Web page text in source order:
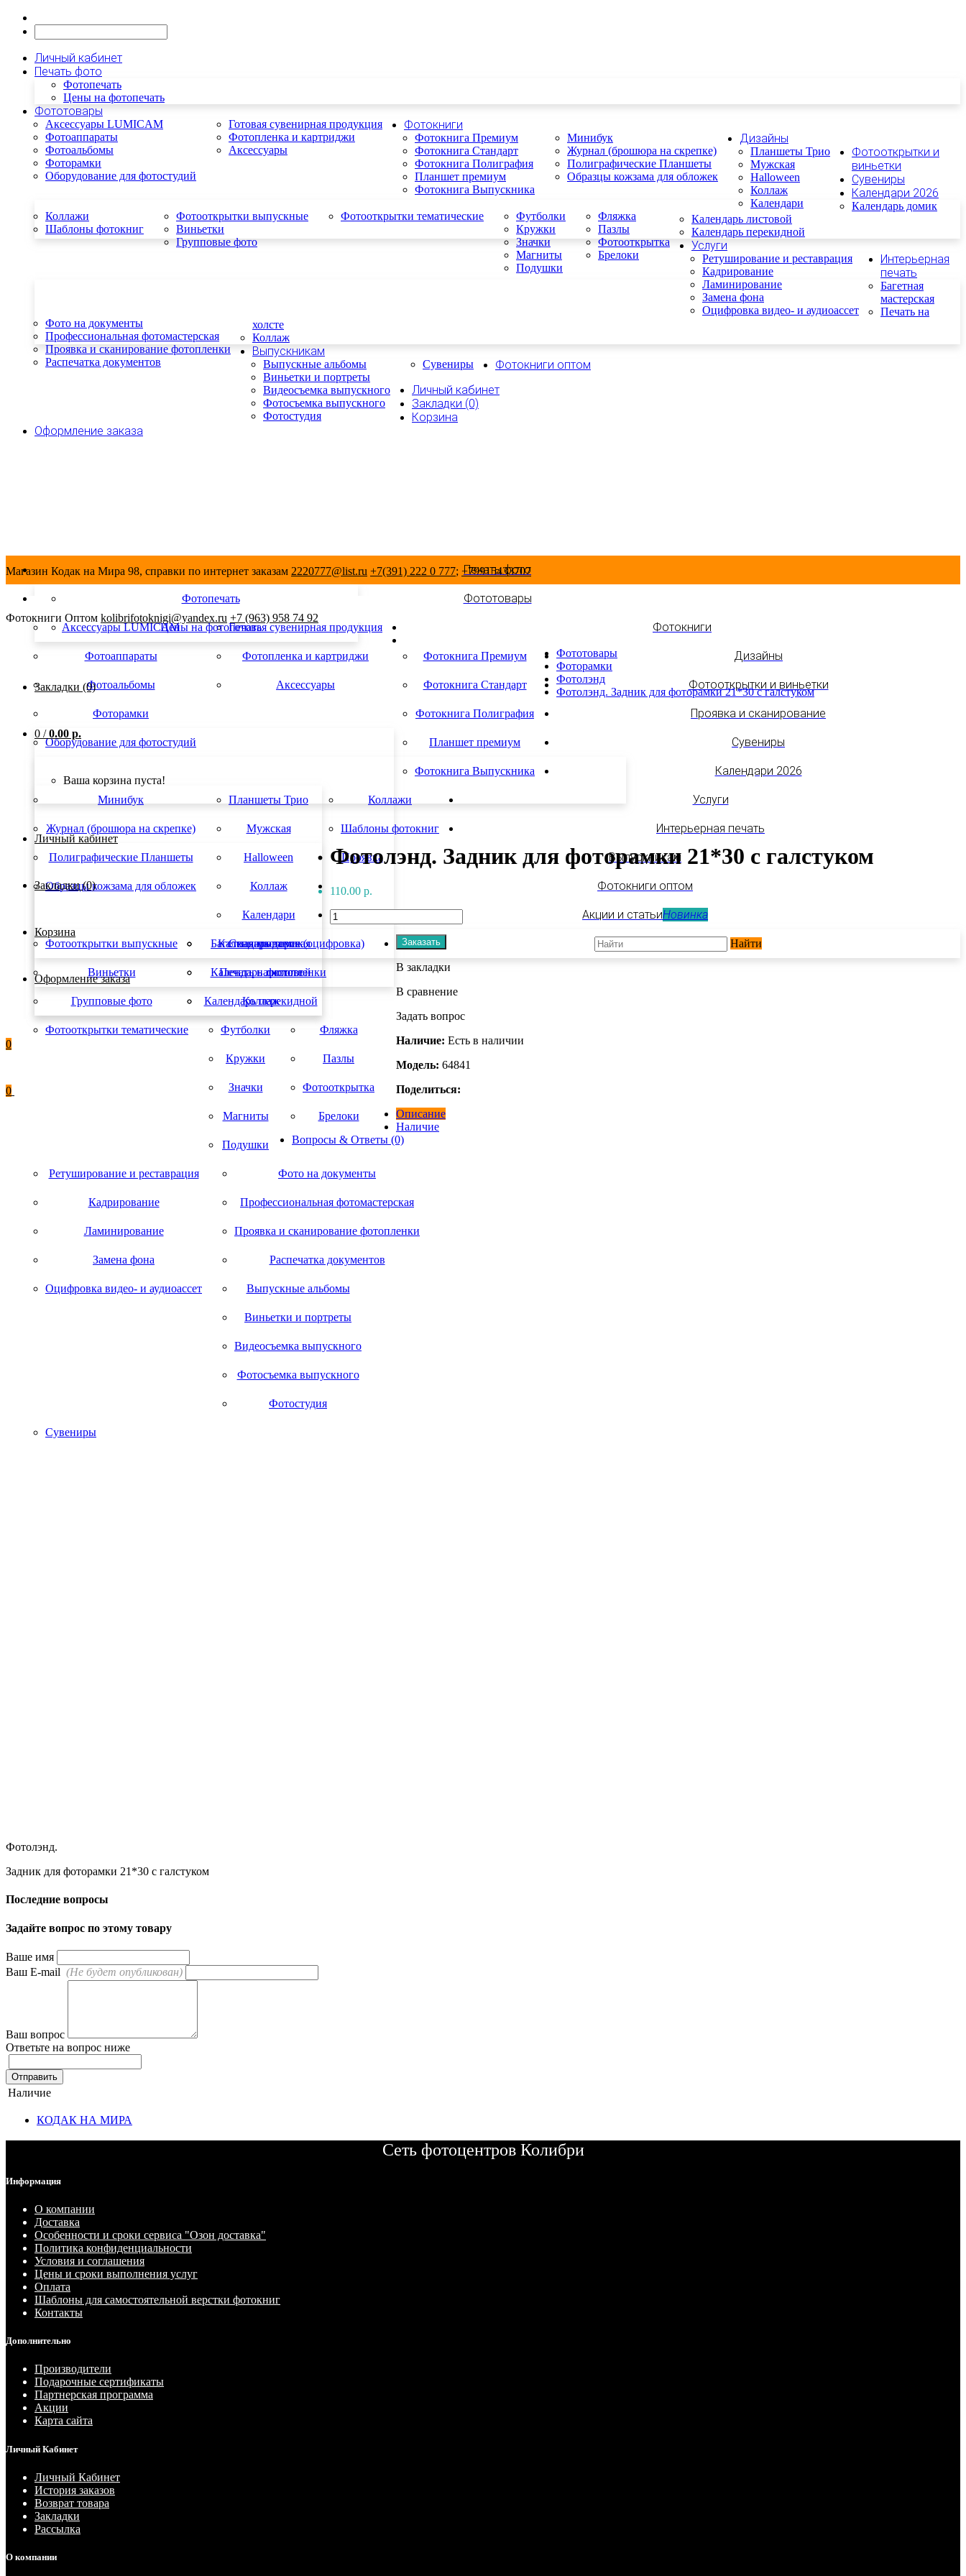
Личный кабинет
Печать фото
Фотопечать
Цены на фотопечать
Фототовары
Аксессуары LUMICAM
Фотоаппараты
Фотоальбомы
Фоторамки
Оборудование для фотостудий
Готовая сувенирная продукция
Фотопленка и картриджи
Аксессуары
Фотокниги
Фотокнига Премиум
Фотокнига Стандарт
Фотокнига Полиграфия
Планшет премиум
Фотокнига Выпускника
Минибук
Журнал (брошюра на скрепке)
Полиграфические Планшеты
Образцы кожзама для обложек
Дизайны
Планшеты Трио
Мужская
Halloween
Коллаж
Календари
Коллажи
Шаблоны фотокниг
Фотооткрытки и
виньетки
Фотооткрытки выпускные
Виньетки
Групповые фото
Фотооткрытки тематические
Сувениры
Футболки
Кружки
Значки
Магниты
Подушки
Фляжка
Пазлы
Фотооткрытка
Брелоки
Календари 2026
Календарь домик
Календарь листовой
Календарь перекидной
Услуги
Ретуширование и реставрация
Кадрирование
Ламинирование
Замена фона
Оцифровка видео- и аудиоассет
Фото на документы
Профессиональная фотомастерская
Проявка и сканирование фотопленки
Распечатка документов
Интерьерная
печать
Багетная
мастерская
Печать на
холсте
Коллаж
Выпускникам
Выпускные альбомы
Виньетки и портреты
Видеосъемка выпускного
Фотосъемка выпускного
Фотостудия
Сувениры
Фотокниги оптом
Личный кабинет
Закладки (0)
Корзина
Оформление заказа
Магазин Кодак на Мира 98, справки по интернет заказам 2220777@list.ru +7(391) 222 0 777; +79915433707
Фотокниги Оптом kolibrifotoknigi@yandex.ru +7 (963) 958 74 92
Закладки (0)
0 /0.00 р.
Ваша корзина пуста!
Личный кабинет
Закладки (0)
Корзина
Оформление заказа
0
0
Печать фото
Фотопечать
Цены на фотопечать
Фототовары
Аксессуары LUMICAM
Фотоаппараты
Фотоальбомы
Фоторамки
Оборудование для фотостудий
Готовая сувенирная продукция
Фотопленка и картриджи
Аксессуары
Фотокниги
Фотокнига Премиум
Фотокнига Стандарт
Фотокнига Полиграфия
Планшет премиум
Фотокнига Выпускника
Минибук
Журнал (брошюра на скрепке)
Полиграфические Планшеты
Образцы кожзама для обложек
Дизайны
Планшеты Трио
Мужская
Halloween
Коллаж
Календари
Коллажи
Шаблоны фотокниг
Фотооткрытки и виньетки
Фотооткрытки выпускные
Виньетки
Групповые фото
Фотооткрытки тематические
Проявка и сканирование
Проявка
Сканирование (оцифровка)
фотопленки
Сувениры
Футболки
Кружки
Значки
Магниты
Подушки
Фляжка
Пазлы
Фотооткрытка
Брелоки
Календари 2026
Календарь домик
Календарь листовой
Календарь перекидной
Услуги
Ретуширование и реставрация
Кадрирование
Ламинирование
Замена фона
Оцифровка видео- и аудиоассет
Фото на документы
Профессиональная фотомастерская
Проявка и сканирование фотопленки
Распечатка документов
Интерьерная печать
Багетная мастерская
Печать на холсте
Коллаж
Выпускникам
Выпускные альбомы
Виньетки и портреты
Видеосъемка выпускного
Фотосъемка выпускного
Фотостудия
Сувениры
Фотокниги оптом
Акции и статьиНовинка
Найти
Фототовары
Фоторамки
Фотолэнд
Фотолэнд. Задник для фоторамки 21*30 с галстуком
Фотолэнд. Задник для фоторамки 21*30 с галстуком
110.00 р.
Заказать
В закладки
В сравнение
Задать вопрос
Наличие: Есть в наличии
Модель: 64841
Поделиться:
Описание
Наличие
Вопросы & Ответы (0)
Фотолэнд.
Задник для фоторамки 21*30 с галстуком
Последние вопросы
Задайте вопрос по этому товару
Ваше имя
Ваш E-mail (Не будет опубликован)
Ваш вопрос
Ответьте на вопрос ниже
Отправить
Наличие
КОДАК НА МИРА
Сеть фотоцентров Колибри
Информация
О компании
Доставка
Особенности и сроки сервиса "Озон доставка"
Политика конфиденциальности
Условия и соглашения
Цены и сроки выполнения услуг
Оплата
Шаблоны для самостоятельной верстки фотокниг
Контакты
Дополнительно
Производители
Подарочные сертификаты
Партнерская программа
Акции
Карта сайта
Личный Кабинет
Личный Кабинет
История заказов
Возврат товара
Закладки
Рассылка
О компании